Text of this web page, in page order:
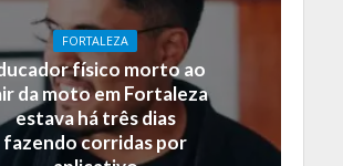
FORTALEZA
físico morto ao
da moto em Fortaleza
estava há três dias
fazendo corridas por